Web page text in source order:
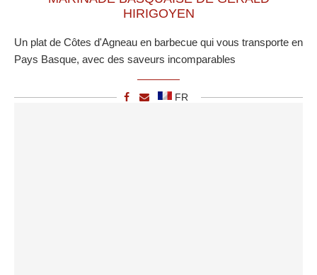
HIRIGOYEN
Un plat de Côtes d'Agneau en barbecue qui vous transporte en
Pays Basque, avec des saveurs incomparables
FR